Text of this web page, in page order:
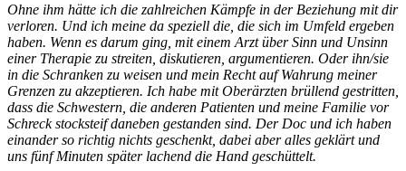
Ohne ihm hätte ich die zahlreichen Kämpfe in der Beziehung mit dir
verloren. Und ich meine da speziell die, die sich im Umfeld ergeben
haben. Wenn es darum ging, mit einem Arzt über Sinn und Unsinn
einer Therapie zu streiten, diskutieren, argumentieren. Oder ihn/sie
in die Schranken zu weisen und mein Recht auf Wahrung meiner
Grenzen zu akzeptieren. Ich habe mit Oberärzten brüllend gestritten,
dass die Schwestern, die anderen Patienten und meine Familie vor
Schreck stocksteif daneben gestanden sind. Der Doc und ich haben
einander so richtig nichts geschenkt, dabei aber alles geklärt und
uns fünf Minuten später lachend die Hand geschüttelt.